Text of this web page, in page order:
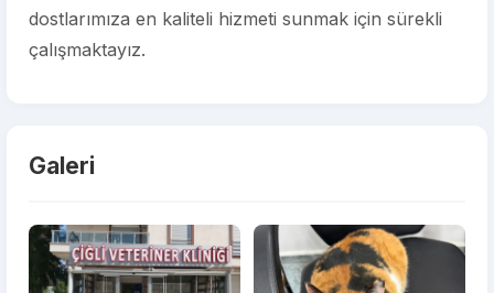
dostlarımıza en kaliteli hizmeti sunmak için sürekli
çalışmaktayız.
Galeri